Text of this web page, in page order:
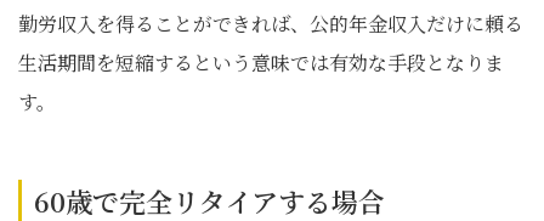
勤労収入を得ることができれば、公的年金収入だけに頼る
生活期間を短縮するという意味では有効な手段となりま
す。
60歳で完全リタイアする場合